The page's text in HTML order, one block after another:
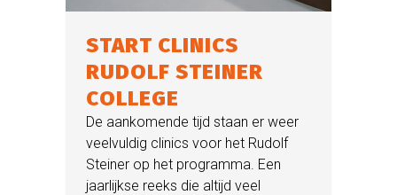
START CLINICS
RUDOLF STEINER
COLLEGE
De aankomende tijd staan er weer
veelvuldig clinics voor het Rudolf
Steiner op het programma. Een
jaarlijkse reeks die altijd veel